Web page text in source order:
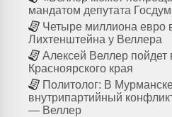
мандатом депутата
Четыре миллиона евро
Лихтенштейна у Веллера
Алексей Веллер пойдет
Красноярского края
Политолог: В
внутрипартийный
— Веллер